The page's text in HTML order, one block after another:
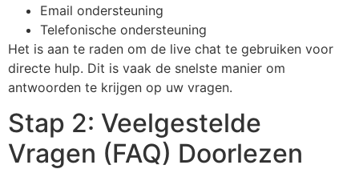
Email ondersteuning
Telefonische ondersteuning
Het is aan te raden om de live chat te gebruiken voor
directe hulp. Dit is vaak de snelste manier om
antwoorden te krijgen op uw vragen.
Stap 2: Veelgestelde
Vragen (FAQ) Doorlezen